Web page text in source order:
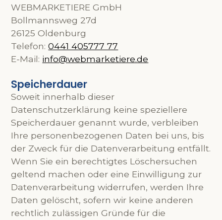
WEBMARKETIERE GmbH
Bollmannsweg 27d
26125 Oldenburg
Telefon:0441 405777 77
E-Mail: info@webmarketiere.de
Speicherdauer
Soweit innerhalb dieser
Datenschutzerklärung keine speziellere
Speicherdauer genannt wurde, verbleiben
Ihre personenbezogenen Daten bei uns, bis
der Zweck für die Datenverarbeitung entfällt.
Wenn Sie ein berechtigtes Löschersuchen
geltend machen oder eine Einwilligung zur
Datenverarbeitung widerrufen, werden Ihre
Daten gelöscht, sofern wir keine anderen
rechtlich zulässigen Gründe für die